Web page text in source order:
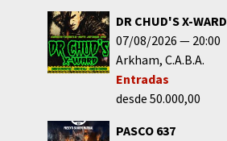
DR CHUD'S X-WARD
07/08/2026
20:00
Arkham C.A.B.A.
Entradas
desde 50.000,00
PASCO 637